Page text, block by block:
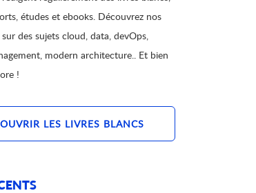
études et ebooks. Découvrez nos
des sujets cloud, data, devOps,
modern architecture.. Et bien
!
LES LIVRES BLANCS